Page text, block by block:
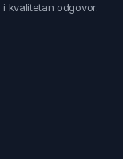
kvalitetan odgovor.